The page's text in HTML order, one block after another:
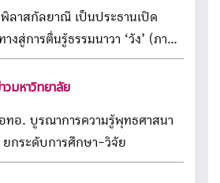
ลาสกัลยาณี เป็นประธานเปิด
งสู่การตื่นรู้ธรรมนาวา ‘วัง’ (ภาค
คกลาง) เพื่อเสริมศักยภาพพระ
รูป
วมหาวิทยาลัย
ทอ. บูรณาการความรู้พุทธศาสนา
กระดับการศึกษา-วิจัย